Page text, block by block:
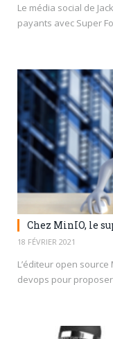
Le média social de
payants avec Super
Chez MinIO, le
18 FÉVRIER 2021
L’éditeur open
devops pour